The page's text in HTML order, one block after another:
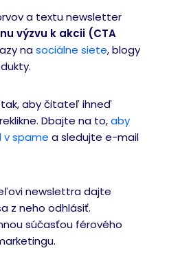
a textu newsletter
výzvu k akcii (CTA
nasociálne siete, blogy
aby čitateľ ihneď
Dbajte na to,aby
v spame a sledujte e-mail
newslettra dajte
z neho odhlásiť.
súčasťou férového